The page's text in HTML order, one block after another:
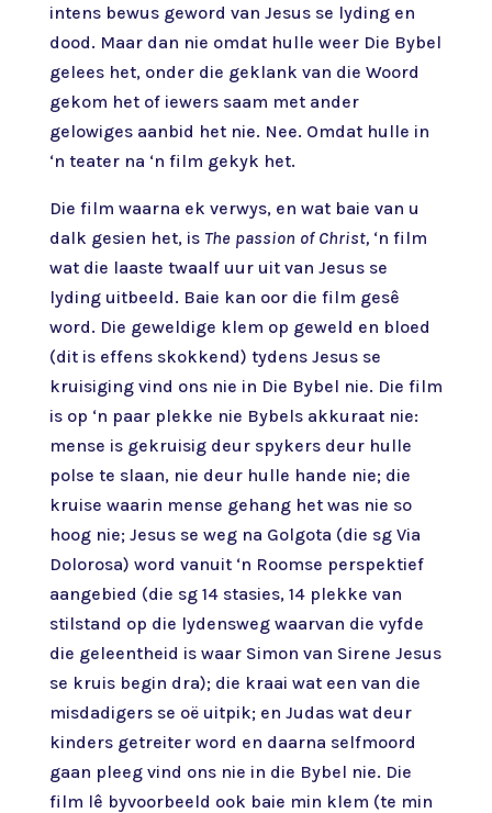
intens bewus geword van Jesus se lyding en
dood. Maar dan nie omdat hulle weer Die Bybel
gelees het, onder die geklank van die Woord
gekom het of iewers saam met ander
gelowiges aanbid het nie. Nee. Omdat hulle in
‘n teater na ‘n film gekyk het.
Die film waarna ek verwys, en wat baie van u
dalk gesien het, is The passion of Christ, ‘n film
wat die laaste twaalf uur uit van Jesus se
lyding uitbeeld. Baie kan oor die film gesê
word. Die geweldige klem op geweld en bloed
(dit is effens skokkend) tydens Jesus se
kruisiging vind ons nie in Die Bybel nie. Die film
is op ‘n paar plekke nie Bybels akkuraat nie:
mense is gekruisig deur spykers deur hulle
polse te slaan, nie deur hulle hande nie; die
kruise waarin mense gehang het was nie so
hoog nie; Jesus se weg na Golgota (die sg Via
Dolorosa) word vanuit ‘n Roomse perspektief
aangebied (die sg 14 stasies, 14 plekke van
stilstand op die lydensweg waarvan die vyfde
die geleentheid is waar Simon van Sirene Jesus
se kruis begin dra); die kraai wat een van die
misdadigers se oë uitpik; en Judas wat deur
kinders getreiter word en daarna selfmoord
gaan pleeg vind ons nie in die Bybel nie. Die
film lê byvoorbeeld ook baie min klem (te min